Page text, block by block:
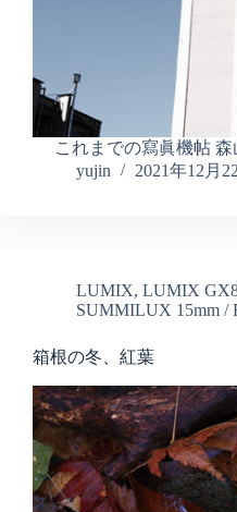
これまでの寫眞機帖
yujin
2021年12月
LUMIX, LUMIX
SUMMILUX 15mm /
箱根の冬、紅葉